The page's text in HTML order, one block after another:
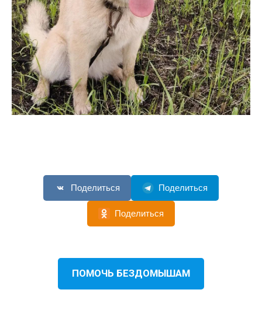
Поделиться Поделиться
Поделиться
ПОМОЧЬ БЕЗДОМЫШАМ